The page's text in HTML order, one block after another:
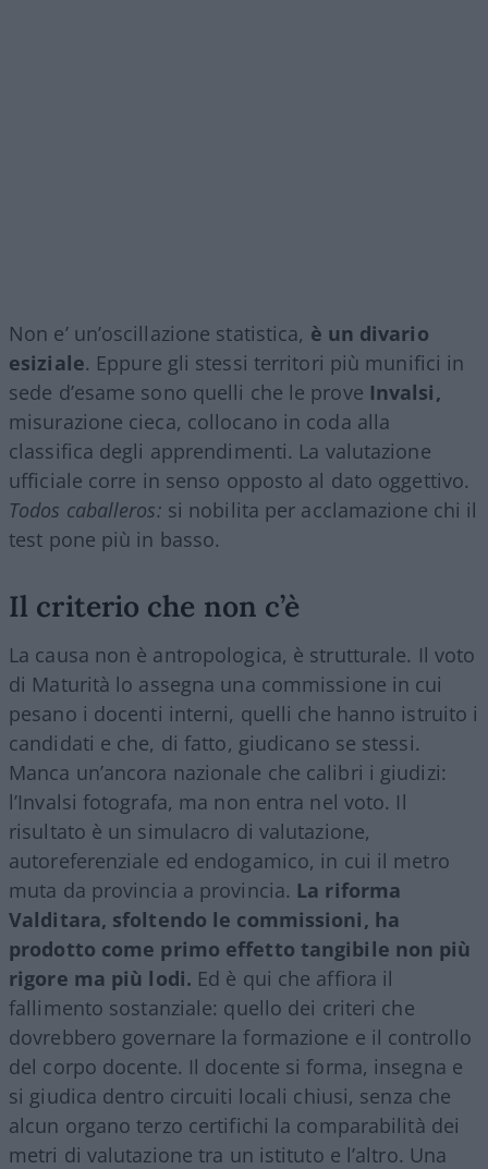
Non e’ un’oscillazione statistica, è un divario
esiziale. Eppure gli stessi territori più munifici in
sede d’esame sono quelli che le prove Invalsi,
misurazione cieca, collocano in coda alla
classifica degli apprendimenti. La valutazione
ufficiale corre in senso opposto al dato oggettivo.
Todos caballeros: si nobilita per acclamazione chi il
test pone più in basso.
Il criterio che non c’è
La causa non è antropologica, è strutturale. Il voto
di Maturità lo assegna una commissione in cui
pesano i docenti interni, quelli che hanno istruito i
candidati e che, di fatto, giudicano se stessi.
Manca un’ancora nazionale che calibri i giudizi:
l’Invalsi fotografa, ma non entra nel voto. Il
risultato è un simulacro di valutazione,
autoreferenziale ed endogamico, in cui il metro
muta da provincia a provincia. La riforma
Valditara, sfoltendo le commissioni, ha
prodotto come primo effetto tangibile non più
rigore ma più lodi. Ed è qui che affiora il
fallimento sostanziale: quello dei criteri che
dovrebbero governare la formazione e il controllo
del corpo docente. Il docente si forma, insegna e
si giudica dentro circuiti locali chiusi, senza che
alcun organo terzo certifichi la comparabilità dei
metri di valutazione tra un istituto e l’altro. Una